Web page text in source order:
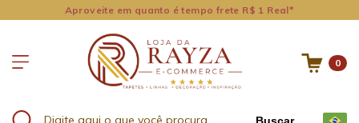
Aproveite em quanto é tempo frete R$ 1 Real*
0
Buscar